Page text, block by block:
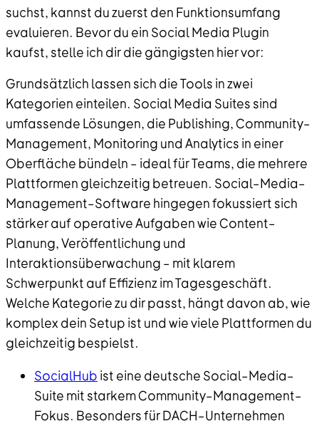
suchst, kannst du zuerst den Funktionsumfang
evaluieren. Bevor du ein Social Media Plugin
kaufst, stelle ich dir die gängigsten hier vor:
Grundsätzlich lassen sich die Tools in zwei
Kategorien einteilen. Social Media Suites sind
umfassende Lösungen, die Publishing, Community–
Management, Monitoring und Analytics in einer
Oberfläche bündeln – ideal für Teams, die mehrere
Plattformen gleichzeitig betreuen. Social–Media–
Management–Software hingegen fokussiert sich
stärker auf operative Aufgaben wie Content–
Planung, Veröffentlichung und
Interaktionsüberwachung – mit klarem
Schwerpunkt auf Effizienz im Tagesgeschäft.
Welche Kategorie zu dir passt, hängt davon ab, wie
komplex dein Setup ist und wie viele Plattformen du
gleichzeitig bespielst.
SocialHub ist eine deutsche Social–Media–
Suite mit starkem Community–Management–
Fokus. Besonders für DACH–Unternehmen